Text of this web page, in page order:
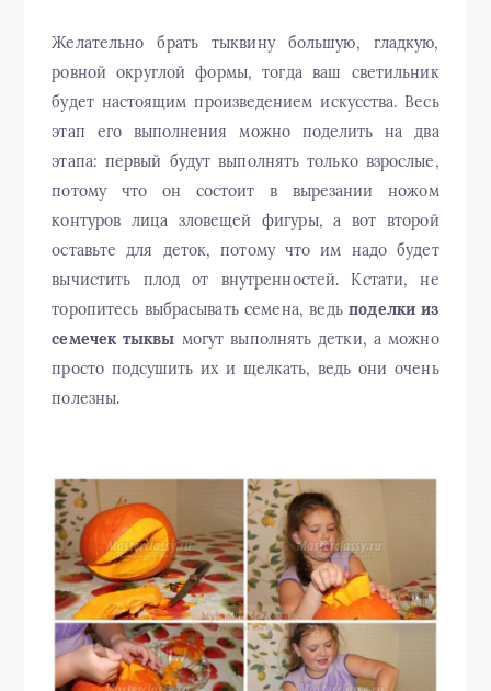
Желательно брать тыквину большую, гладкую,
ровной округлой формы, тогда ваш светильник
будет настоящим произведением искусства. Весь
этап его выполнения можно поделить на два
этапа: первый будут выполнять только взрослые,
потому что он состоит в вырезании ножом
контуров лица зловещей фигуры, а вот второй
оставьте для деток, потому что им надо будет
вычистить плод от внутренностей. Кстати, не
торопитесь выбрасывать семена, ведьподелки из
семечек тыквы могут выполнять детки, а можно
просто подсушить их и щелкать, ведь они очень
полезны.